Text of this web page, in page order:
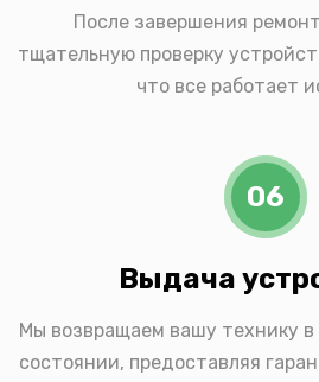
После завершения
тщательную проверку
что все работает
06
Выдача
Мы возвращаем вашу технику
состоянии, предоставляя